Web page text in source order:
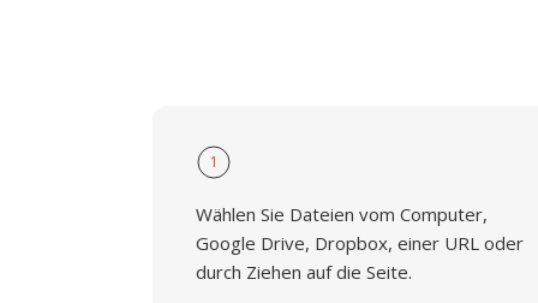
1
Wählen Sie Dateien vom Computer,
Google Drive, Dropbox, einer URL oder
durch Ziehen auf die Seite.